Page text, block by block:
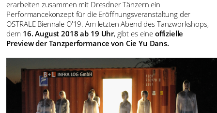
erarbeiten zusammen mit Dresdner Tänzern ein
Performancekonzept für die Eröffnungsveranstaltung der
OSTRALE Biennale O'19. Am letzten Abend des Tanzworkshops,
dem 16. August 2018 ab 19 Uhr, gibt es eine offizielle
Preview der Tanzperformance von Cie Yu Dans.